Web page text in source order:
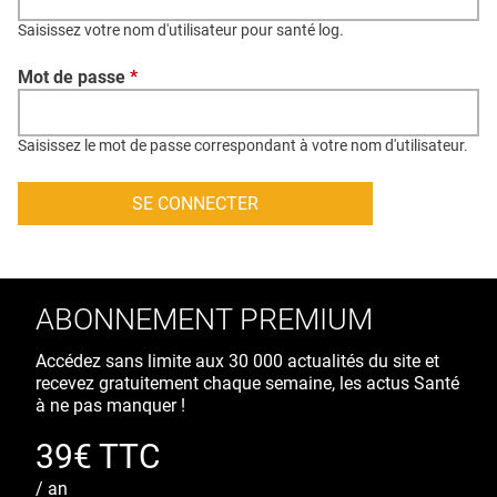
CONTACT
CRÉDITS
Saisissez votre nom d'utilisateur pour santé log.
Mot de passe *
Saisissez le mot de passe correspondant à votre nom d'utilisateur.
ABONNEMENT PREMIUM
Accédez sans limite aux 30 000 actualités du site et
recevez gratuitement chaque semaine, les actus Santé
à ne pas manquer !
39€ TTC
/ an